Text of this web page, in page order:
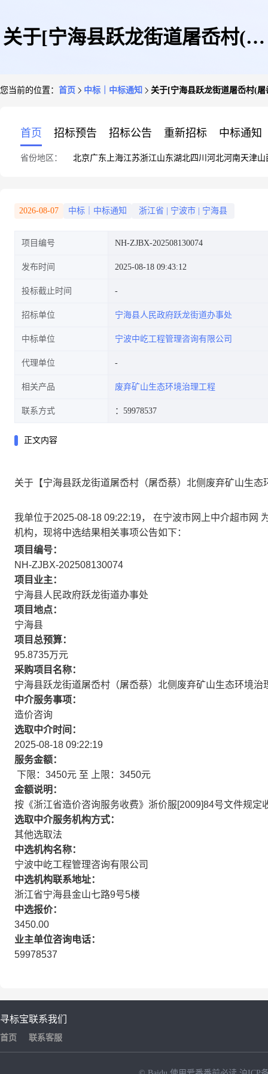
关于[宁海县跃龙街道屠岙村(屠
您当前的位置： 首页 中标｜中标通知 关于[宁海县跃龙街道屠岙村(
首页 招标预告 招标公告 重新招标 中标通知
省份地区： 北京广东 上海江苏浙江山东湖北四川 河北河南天津山
2026-08-07 中标｜中标通知 浙江省 宁波市 宁海县
项目编号 NH-ZJBX-202508130074
发布时间 2025-08-18 09:43:12
投标截止时间
招标单位 宁海县人民政府跃龙街道办事处
中标单位 宁波中屹工程管理咨询有限公司
代理单位
相关产品 废弃矿山生态环境治理工程
联系方式 ：59978537
正文内容
关于【宁海县跃龙街道屠岙村（屠岙蔡）北侧废弃矿山生
我单位于2025-08-18 09:22:19， 在宁波市网上中介超市网
机构，现将中选结果相关事项公告如下：
项目编号：
NH-ZJBX-202508130074
项目业主：
宁海县人民政府跃龙街道办事处
项目地点：
宁海县
项目总预算：
95.8735万元
采购项目名称：
宁海县跃龙街道屠岙村（屠岙蔡）北侧废弃矿山生态环境治
中介服务事项：
造价咨询
选取中介时间：
2025-08-18 09:22:19
服务金额：
下限：3450元 至 上限：3450元
金额说明：
按《浙江省造价咨询服务收费》浙价服[2009]84号文件规定
选取中介服务机构方式：
其他选取法
中选机构名称：
宁波中屹工程管理咨询有限公司
中选机构联系地址：
浙江省宁海县金山七路9号5楼
中选报价：
3450.00
业主单位咨询电话：
59978537
寻标宝
首页
联系我们
联系客服